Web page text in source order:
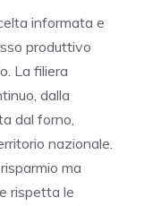
informata e
produttivo
La filiera
dalla
dal forno,
nazionale.
ma
rispetta le